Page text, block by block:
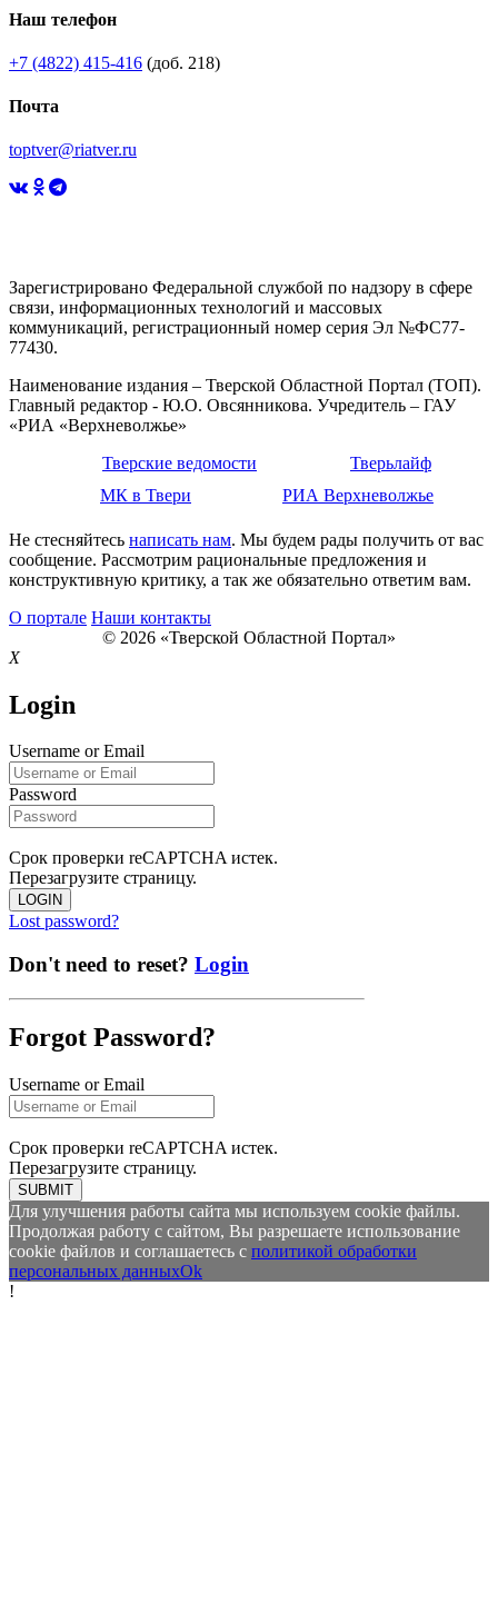
Наш телефон
+7 (4822) 415-416 (доб. 218)
Почта
toptver@riatver.ru
Зарегистрировано Федеральной службой по надзору в сфере
связи, информационных технологий и массовых
коммуникаций, регистрационный номер серия Эл №ФС77-
77430.
Наименование издания – Тверской Областной Портал (ТОП).
Главный редактор - Ю.О. Овсянникова. Учредитель – ГАУ
«РИА «Верхневолжье»
Тверские ведомости
Тверьлайф
МК в Твери
РИА Верхневолжье
Не стесняйтесь написать нам. Мы будем рады получить от вас
сообщение. Рассмотрим рациональные предложения и
конструктивную критику, а так же обязательно ответим вам.
О портале Наши контакты
© 2026 «Тверской Областной Портал»
X
Login
Username or Email
Password
Срок проверки reCAPTCHA истек.
Перезагрузите страницу.
LOGIN
Lost password?
Don't need to reset? Login
Forgot Password?
Username or Email
Срок проверки reCAPTCHA истек.
Перезагрузите страницу.
SUBMIT
Для улучшения работы сайта мы используем cookie файлы.
Продолжая работу с сайтом, Вы разрешаете использование
cookie файлов и соглашаетесь с политикой обработки
персональных данныхOk
!